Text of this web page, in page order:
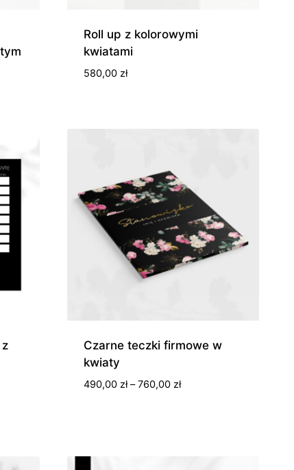
Roll up z kolorowymi
kwiatami
580,00 zł
Czarne teczki firmowe w
kwiaty
490,00 zł – 760,00 złZakres